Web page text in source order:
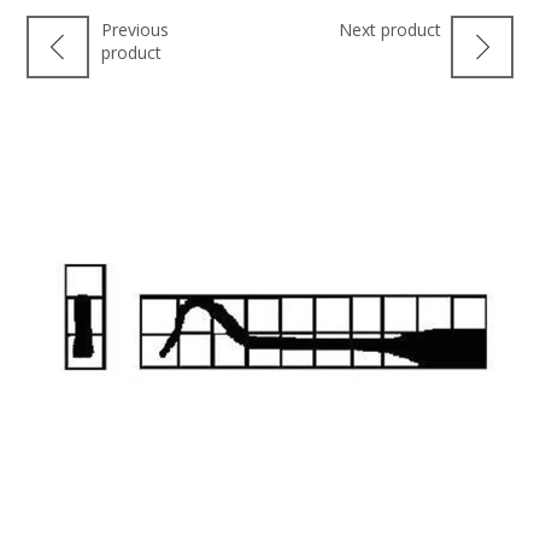
Previous
product
Next product